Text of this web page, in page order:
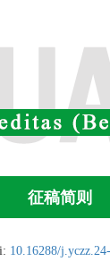
征稿简则
10.16288/